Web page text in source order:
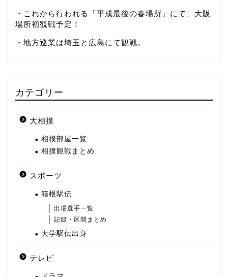
・これから行われる「平成最後の春場所」にて、大阪
場所初観戦予定！
・地方巡業は埼玉と広島にて観戦。
カテゴリー
大相撲
相撲部屋一覧
相撲観戦まとめ
スポーツ
箱根駅伝
出場選手一覧
記録・区間まとめ
大学駅伝出身
テレビ